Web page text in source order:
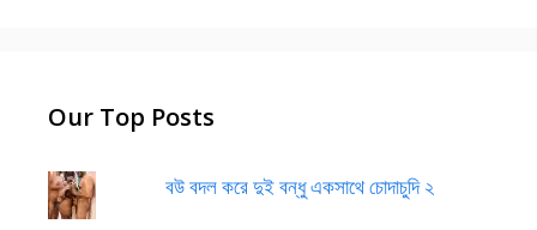
Our Top Posts
বউ বদল করে দুই বন্ধু একসাথে চোদাচুদি ২